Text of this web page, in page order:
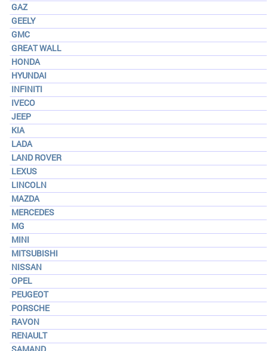
GAZ
GEELY
GMC
GREAT WALL
HONDA
HYUNDAI
INFINITI
IVECO
JEEP
KIA
LADA
LAND ROVER
LEXUS
LINCOLN
MAZDA
MERCEDES
MG
MINI
MITSUBISHI
NISSAN
OPEL
PEUGEOT
PORSCHE
RAVON
RENAULT